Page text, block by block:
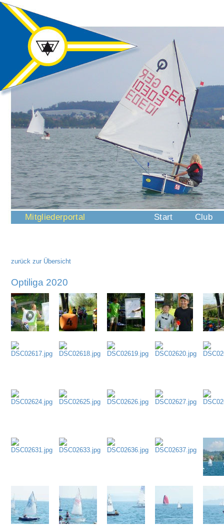
Navigation
Start Club
Mitgliederportal
zurück zur Übersicht
Optiliga 2020